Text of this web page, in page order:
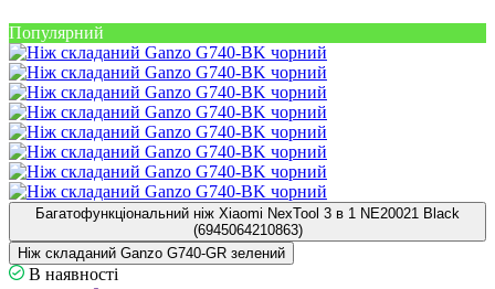
Популярний
Багатофункціональний ніж Xiaomi NexTool 3 в 1 NE20021 Black
(6945064210863)
Ніж складаний Ganzo G740-GR зелений
В наявності